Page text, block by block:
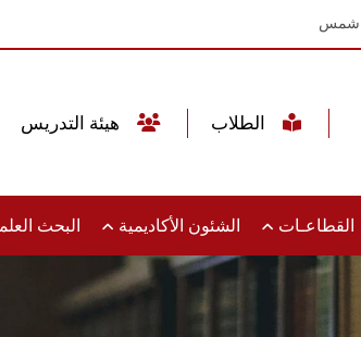
شمس
القطاعـات الشئون الأكاديمية البحث